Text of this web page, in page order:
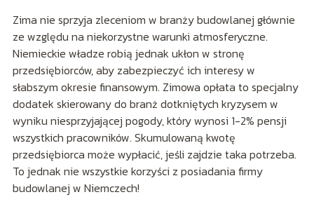
Zima nie sprzyja zleceniom w branży budowlanej głównie
ze względu na niekorzystne warunki atmosferyczne.
Niemieckie władze robią jednak ukłon w stronę
przedsiębiorców, aby zabezpieczyć ich interesy w
słabszym okresie finansowym. Zimowa opłata to specjalny
dodatek skierowany do branż dotkniętych kryzysem w
wyniku niesprzyjającej pogody, który wynosi 1-2% pensji
wszystkich pracowników. Skumulowaną kwotę
przedsiębiorca może wypłacić, jeśli zajdzie taka potrzeba.
To jednak nie wszystkie korzyści z posiadania firmy
budowlanej w Niemczech!